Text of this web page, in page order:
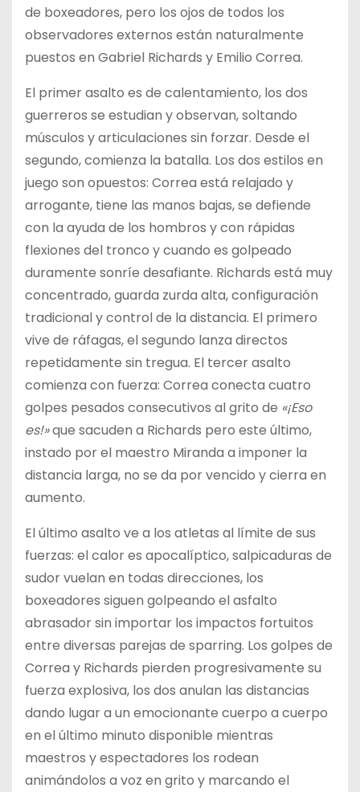
de boxeadores, pero los ojos de todos los
observadores externos están naturalmente
puestos en Gabriel Richards y Emilio Correa.
El primer asalto es de calentamiento, los dos
guerreros se estudian y observan, soltando
músculos y articulaciones sin forzar. Desde el
segundo, comienza la batalla. Los dos estilos en
juego son opuestos: Correa está relajado y
arrogante, tiene las manos bajas, se defiende
con la ayuda de los hombros y con rápidas
flexiones del tronco y cuando es golpeado
duramente sonríe desafiante. Richards está muy
concentrado, guarda zurda alta, configuración
tradicional y control de la distancia. El primero
vive de ráfagas, el segundo lanza directos
repetidamente sin tregua. El tercer asalto
comienza con fuerza: Correa conecta cuatro
golpes pesados consecutivos al grito de «¡Eso
es!»que sacuden a Richards pero este último,
instado por el maestro Miranda a imponer la
distancia larga, no se da por vencido y cierra en
aumento.
El último asalto ve a los atletas al límite de sus
fuerzas: el calor es apocalíptico, salpicaduras de
sudor vuelan en todas direcciones, los
boxeadores siguen golpeando el asfalto
abrasador sin importar los impactos fortuitos
entre diversas parejas de sparring. Los golpes de
Correa y Richards pierden progresivamente su
fuerza explosiva, los dos anulan las distancias
dando lugar a un emocionante cuerpo a cuerpo
en el último minuto disponible mientras
maestros y espectadores los rodean
animándolos a voz en grito y marcando el